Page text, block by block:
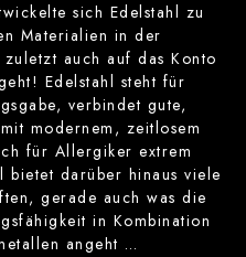
sich Edelstahl zu
Materialien in der
auch auf das Konto
Edelstahl steht für
verbindet gute,
modernem, zeitlosem
für Allergiker extrem
bietet darüber hinaus viele
gerade auch was die
in Kombination
angeht …